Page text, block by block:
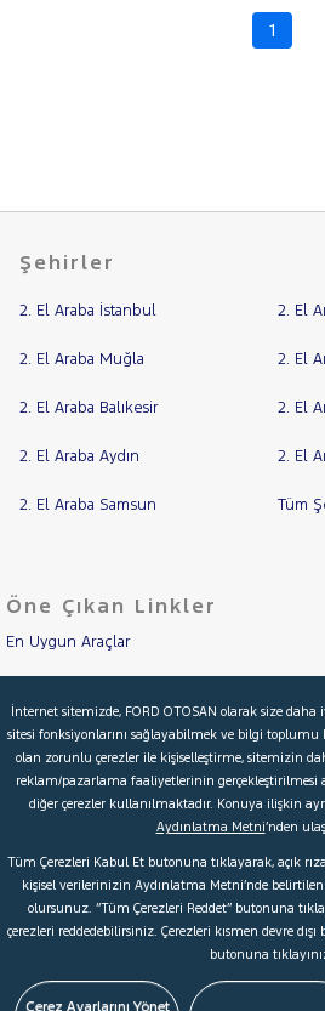
ACTIVE
ECOJET
PLUS
MULTIJET
ÖZEL
1.3
MULTIJET
ACTUAL
MAXI
SAFELINE
1.3
MULTIJET
PREMIO
MULTIJET
SAFELINE
1.6
MULTIJET
MULTIJET
Şehir
Yakıt
Türü
Tipi
Aktarma
Garanti
Kampanya
ve
Boya
Parça
İlan
1
Şehirler
2. El Araba İstanbul 2. El
2. El Araba Muğla 2. El
2. El Araba Balıkesir 2. El
2. El Araba Aydın 2. El
2. El Araba Samsun Tüm
Öne Çıkan Linkler
En Uygun Araçlar
İkinci El Garanti
Kampanyalar
Kredi Hesaplama & Başvuru
© 2026 Ford Türkiye Ford Kurumsal
Şartlar & Kişisel Verilerin Korunması
Çerez Tercihleri
İnternet sitemizde, FORD OTOSAN olarak size
sitesi fonksiyonlarını sağlayabilmek ve bilgi
olan zorunlu çerezler ile kişiselleştirme, sitemizin
reklam/pazarlama faaliyetlerinin gerçekleştirilmesi
diğer çerezler kullanılmaktadır. Konuya ilişkin
Aydınlatma Metni’nden
Tüm Çerezleri Kabul Et butonuna tıklayarak, açık
kişisel verilerinizin Aydınlatma Metni’nde
olursunuz. “Tüm Çerezleri Reddet” butonuna
çerezleri reddedebilirsiniz. Çerezleri kısmen devre
butonuna
Çerez Ayarlarını Yönet